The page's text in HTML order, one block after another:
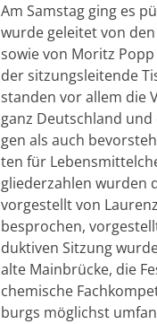
Am Sams­tag ging es
wurde ge­lei­tet von
sowie von Mo­ritz
der sit­zungs­lei­ten­de
stan­den vor allem die
ganz Deutsch­land
gen als auch
ten für
glie­der­zah­len wur­den
vor­ge­stellt von
be­spro­chen,
duk­ti­ven Sit­zung
alte Main­brü­cke, die
che­mi­sche
burgs mög­lichst